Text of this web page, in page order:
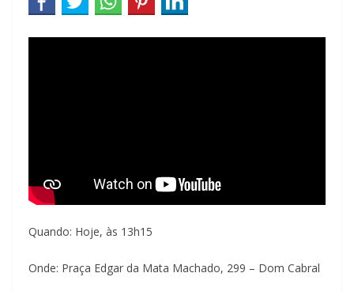
Quando: Hoje, às 13h15
Onde: Praça Edgar da Mata Machado, 299 – Dom Cabral